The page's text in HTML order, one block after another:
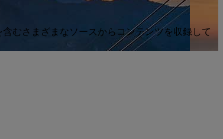
むさまざまなソースからコンテンツを収録して